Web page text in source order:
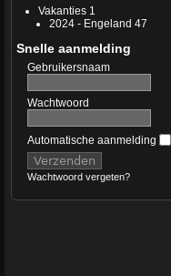
Vakanties 1
2024 - Engeland 47
Snelle aanmelding
Gebruikersnaam
Wachtwoord
Automatische aanmelding
Wachtwoord vergeten?